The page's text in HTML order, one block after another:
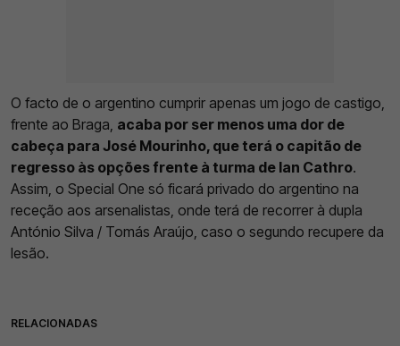
O facto de o argentino cumprir apenas um jogo de castigo,
frente ao Braga, acaba por ser menos uma dor de
cabeça para José Mourinho, que terá o capitão de
regresso às opções frente à turma de Ian Cathro.
Assim, o Special One só ficará privado do argentino na
receção aos arsenalistas, onde terá de recorrer à dupla
António Silva / Tomás Araújo, caso o segundo recupere da
lesão.
RELACIONADAS